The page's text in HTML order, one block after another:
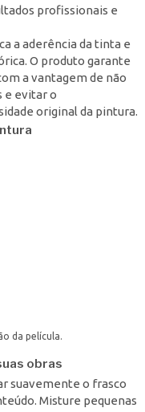
profissionais e
a aderência da tinta e
O produto garante
a vantagem de não
e evitar o
original da pintura.
da película.
obras
suavemente o frasco
Misture pequenas